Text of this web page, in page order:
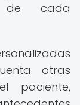
de cada
otras
paciente,